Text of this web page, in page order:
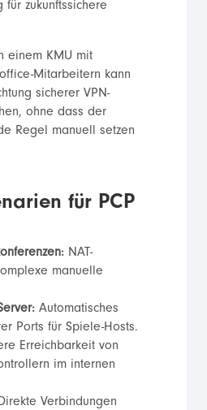
zukunftssichere
einem KMU mit
Mitarbeitern kann
sicherer VPN-
ohne dass der
Regel manuell setzen
für PCP
NAT-
manuelle
Automatisches
Ports für Spiele-Hosts.
Erreichbarkeit von
im internen
Verbindungen